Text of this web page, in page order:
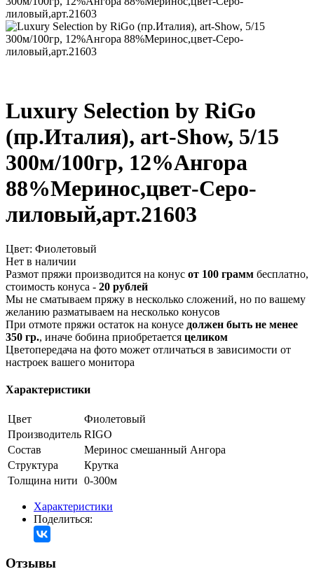
Luxury Selection by RiGo
(пр.Италия), art-Show, 5/15
300м/100гр, 12%Ангора
88%Меринос,цвет-Серо-
лиловый,арт.21603
Цвет: Фиолетовый
Нет в наличии
Размот пряжи производится на конус от 100 грамм бесплатно,
стоимость конуса - 20 рублей
Мы не сматываем пряжу в несколько сложений, но по вашему
желанию разматываем на несколько конусов
При отмоте пряжи остаток на конусе должен быть не менее
350 гр., иначе бобина приобретается целиком
Цветопередача на фото может отличаться в зависимости от
настроек вашего монитора
Характеристики
Цвет
Фиолетовый
Производитель RIGO
Состав
Меринос смешанный Ангора
Структура
Крутка
Толщина нити 0-300м
Характеристики
Поделиться:
Отзывы